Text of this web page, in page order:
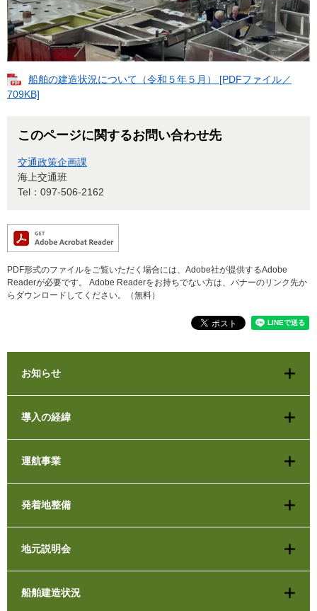
船舶の建造状況について（令和５年５月） [PDFファイル／
709KB]
このページに関するお問い合わせ先
交通政策企画課
海上交通班
Tel：097-506-2162
PDF形式のファイルをご覧いただく場合には、Adobe社が提供するAdobe
Readerが必要です。
Adobe Readerをお持ちでない方は、バナーのリンク先か
らダウンロードしてください。（無料）
お知らせ
導入の経緯
運航事業
発着地整備
地元説明会
船舶建造状況